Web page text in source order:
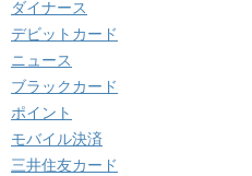
ダイナース
デビットカード
ニュース
ブラックカード
ポイント
モバイル決済
三井住友カード